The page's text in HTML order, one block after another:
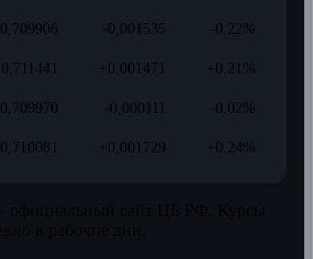
0,709906 -0,001535 -0.22%
0,711441 +0,001471 +0.21%
0,709970 -0,000111 -0.02%
0,710081 +0,001729 +0.24%